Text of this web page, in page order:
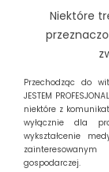
Niektóre
Przechodząc do
JESTEM
niektóre z
wyłącznie dla
wykształcenie
gospodarczej.